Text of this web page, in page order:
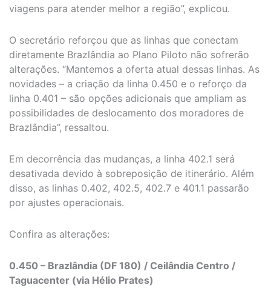
viagens para atender melhor a região”, explicou.
O secretário reforçou que as linhas que conectam
diretamente Brazlândia ao Plano Piloto não sofrerão
alterações. “Mantemos a oferta atual dessas linhas. As
novidades – a criação da linha 0.450 e o reforço da
linha 0.401 – são opções adicionais que ampliam as
possibilidades de deslocamento dos moradores de
Brazlândia”, ressaltou.
Em decorrência das mudanças, a linha 402.1 será
desativada devido à sobreposição de itinerário. Além
disso, as linhas 0.402, 402.5, 402.7 e 401.1 passarão
por ajustes operacionais.
Confira as alterações:
0.450 – Brazlândia (DF 180) / Ceilândia Centro /
Taguacenter (via Hélio Prates)